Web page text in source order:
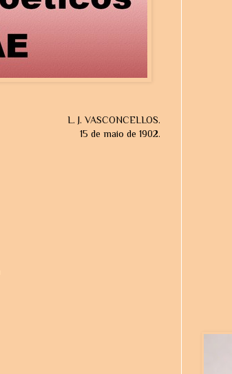
L. J. VASCONCELLOS.
15 de maio de 1902.